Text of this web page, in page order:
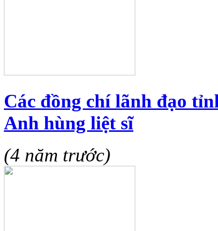
Các đồng chí lãnh đạo
Anh hùng liệt sĩ
(4 năm trước)